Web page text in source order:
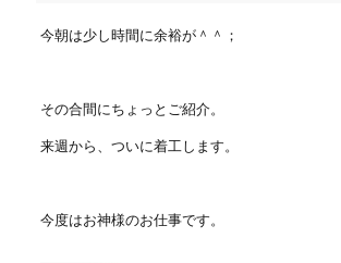
今朝は少し時間に余裕が＾＾；
その合間にちょっとご紹介。
来週から、ついに着工します。
今度はお神様のお仕事です。